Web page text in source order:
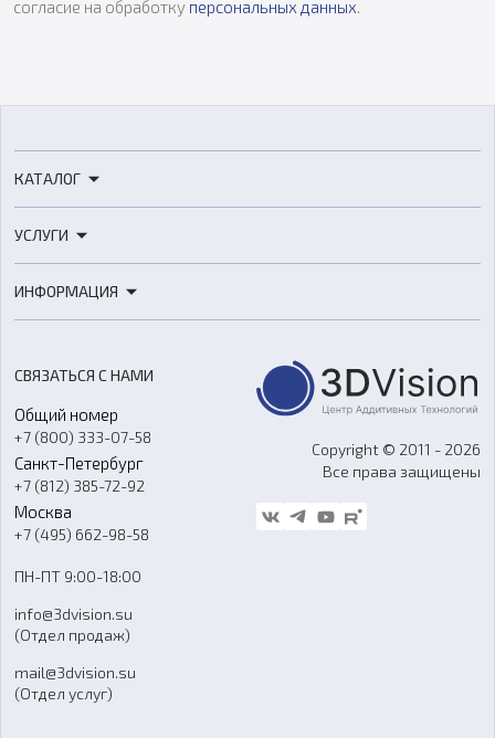
согласие на обработку персональных данных
КАТАЛОГ
3D-сканеры
Расходные материалы
Оборудование и материалы для вакуумного литья
Аксессуары и прочее оборудование
Программное обеспечение
УСЛУГИ
3D-моделирование
Ремонт и услуги
ИНФОРМАЦИЯ
О компании
Контакты
Гос. закупки
Стать дилером
Блог
FAQ
СВЯЗАТЬСЯ С НАМИ
Общий номер
+7 (800) 333-07-58
Санкт-Петербург
+7 (812) 385-72-92
Москва
+7 (495) 662-98-58
ПН-ПТ 9:00-18:00
info@3dvision.su
(Отдел продаж)
mail@3dvision.su
(Отдел услуг)
Copyright © 2011 - 2026
Все права защищены